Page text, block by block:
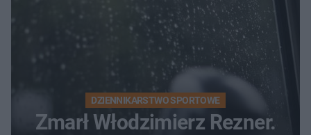
DZIENNIKARSTWO SPORTOWE
Zmarł Włodzimierz Rezner.